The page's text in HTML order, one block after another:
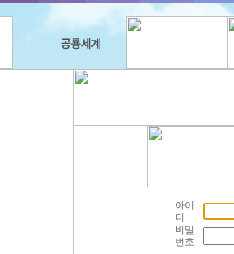
아이
디
비밀
번호